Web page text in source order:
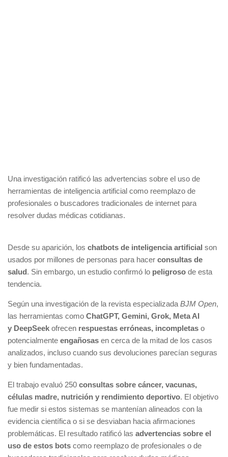
Una investigación ratificó las advertencias sobre el uso de
herramientas de inteligencia artificial como reemplazo de
profesionales o buscadores tradicionales de internet para
resolver dudas médicas cotidianas.
Desde su aparición, los chatbots de inteligencia artificial son
usados por millones de personas para hacer consultas de
salud. Sin embargo, un estudio confirmó lo peligroso de esta
tendencia.
Según una investigación de la revista especializada BJM Open,
las herramientas como ChatGPT, Gemini, Grok, Meta AI
y DeepSeek ofrecen respuestas erróneas, incompletas o
potencialmente engañosas en cerca de la mitad de los casos
analizados, incluso cuando sus devoluciones parecían seguras
y bien fundamentadas.
El trabajo evaluó 250 consultas sobre cáncer, vacunas,
células madre, nutrición y rendimiento deportivo. El objetivo
fue medir si estos sistemas se mantenían alineados con la
evidencia científica o si se desviaban hacia afirmaciones
problemáticas. El resultado ratificó las advertencias sobre el
uso de estos bots como reemplazo de profesionales o de